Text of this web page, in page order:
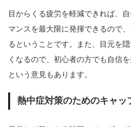
目からくる疲労を軽減できれば、
マンスを最大限に発揮できるので
るということです。また、目元を
くなるので、初心者の方でも自信
という意見もあります。
熱中症対策のためのキャッ